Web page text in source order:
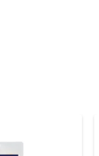
macarronadas,